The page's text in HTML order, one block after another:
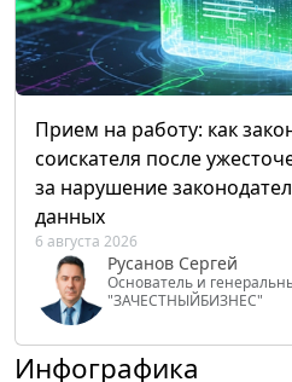
Прием на работу: как
соискателя после
за нарушение
данных
6 августа 2026
Русанов Сергей
Основатель и
"ЗАЧЕСТНЫЙБИЗНЕС"
Инфографика